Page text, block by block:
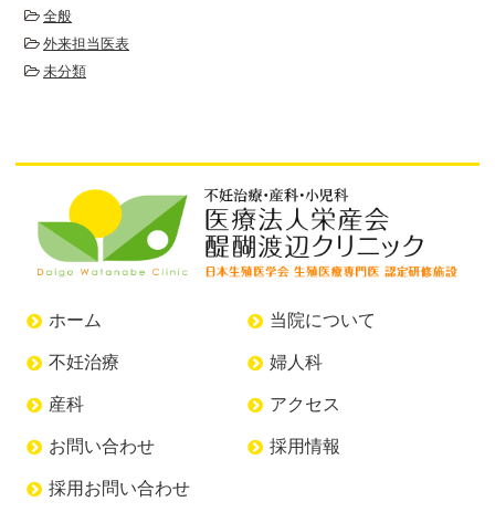
全般
外来担当医表
未分類
ホーム 当院について
不妊治療 婦人科
産科 アクセス
お問い合わせ 採用情報
採用お問い合わせ